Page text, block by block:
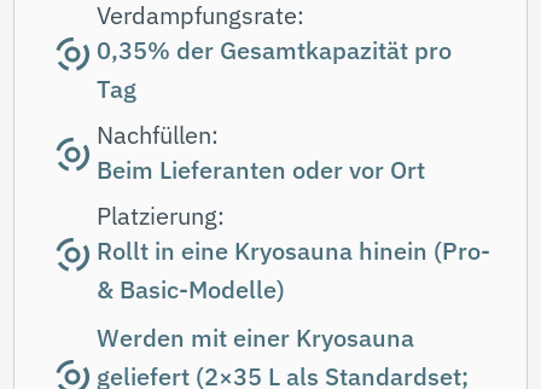
Drucklose Dewar-
Behälter
Geeignet für:offene Kryosaunen, lokale
Kryotherapie-Geräte
Leichte und kompakte Dewar-Behälter
(Isolierkannen) werden oft in
Privatkliniken, Spas und Wellnesscentern